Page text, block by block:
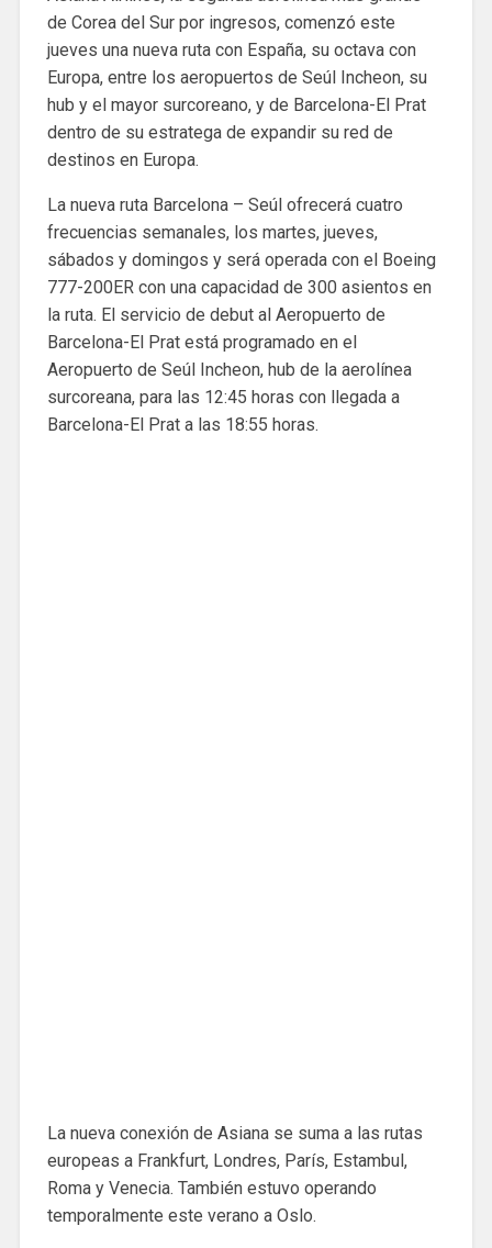
de Corea del Sur por ingresos, comenzó este
jueves una nueva ruta con España, su octava con
Europa, entre los aeropuertos de Seúl Incheon, su
hub y el mayor surcoreano, y de Barcelona-El Prat
dentro de su estratega de expandir su red de
destinos en Europa.
La nueva ruta Barcelona – Seúl ofrecerá cuatro
frecuencias semanales, los martes, jueves,
sábados y domingos y será operada con el Boeing
777-200ER con una capacidad de 300 asientos en
la ruta. El servicio de debut al Aeropuerto de
Barcelona-El Prat está programado en el
Aeropuerto de Seúl Incheon, hub de la aerolínea
surcoreana, para las 12:45 horas con llegada a
Barcelona-El Prat a las 18:55 horas.
La nueva conexión de Asiana se suma a las rutas
europeas a Frankfurt, Londres, París, Estambul,
Roma y Venecia. También estuvo operando
temporalmente este verano a Oslo.